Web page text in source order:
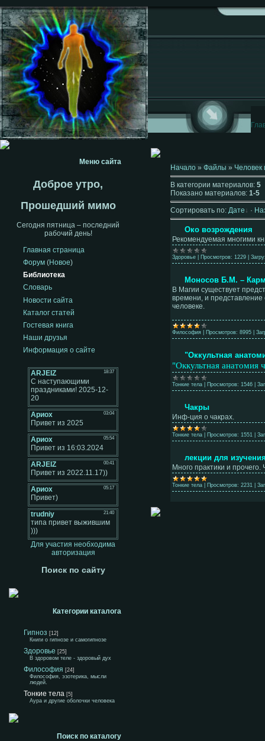
Меню сайта
Доброе утро,
Прошедший мимо
Сегодня пятница – последний
рабочий день!
Главная страница
Форум (Новое)
Библиотека
Словарь
Новости сайта
Каталог статей
Гостевая книга
Наши друзья
Информация о сайте
Для участия необходима
авторизация
Поиск по сайту
Категории каталога
Гипноз [12]
Книги о гипнозе и самогипнозе
Здоровье [25]
В здоровом теле - здоровый дух
Философия [24]
Философия, эзотерика, мысли
людей.
Тонкие тела [5]
Аура и другие оболочки человека
Поиск по каталогу
Начало » Файлы » Человек
В категории материалов: 5
Показано материалов: 1-5
Сортировать по: Дате ·
Око возрождения
Рекомендуемая многими
Здоровье Просмотров: 1229
Моносов Б.М. –
В Магии существует
времени, и
человеке.
Философия Просмотров: 8995
"Оккультная
"Оккультная анатомия
Тонкие тела Просмотров: 1546
Чакры
Инф-ция о чакрах.
Тонкие тела Просмотров: 1551
лекции для
Много практики и прочего.
Тонкие тела Просмотров: 2231